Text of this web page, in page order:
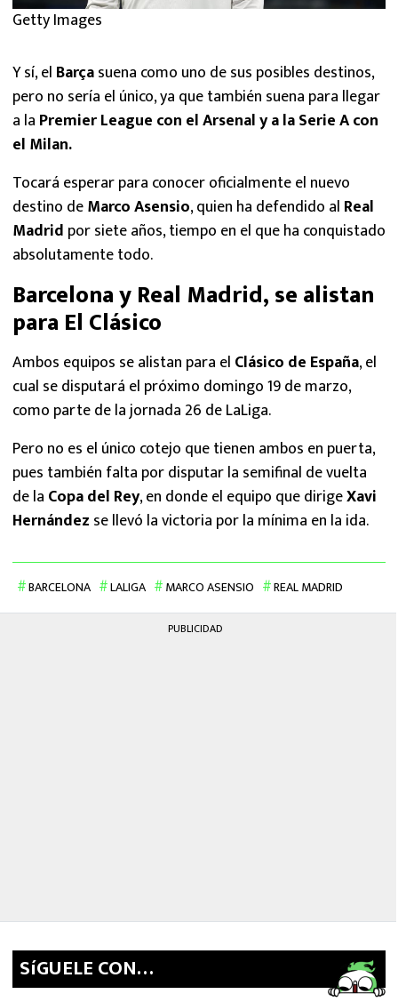
Getty Images
Y sí, el Barçasuena como uno de sus posibles destinos,
pero no sería el único, ya que también suena para llegar
a la Premier League con el Arsenal y a la Serie A con
el Milan.
Tocará esperar para conocer oficialmente el nuevo
destino deMarco Asensio, quien ha defendido al Real
Madrid por siete años, tiempo en el que ha conquistado
absolutamente todo.
Barcelona y Real Madrid, se alistan
para El Clásico
Ambos equipos se alistan para el Clásico de España, el
cual se disputará el próximo domingo 19 de marzo,
como parte de la jornada 26 de LaLiga.
Pero no es el único cotejo que tienen ambos en puerta,
pues también falta por disputar la semifinal de vuelta
de la Copa del Rey, en donde el equipo que dirigeXavi
Hernández se llevó la victoria por la mínima en la ida.
BARCELONA LALIGA MARCO ASENSIO REAL MADRID
PUBLICIDAD
SíGUELE CON…